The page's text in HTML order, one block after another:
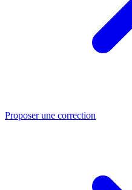
Proposer une correction